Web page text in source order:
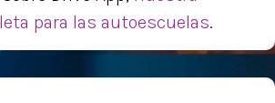
para las autoescuelas.